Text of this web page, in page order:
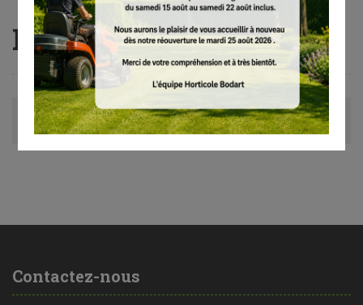
FS 56, AutoCut C 26-2
Avis (0)
Contactez-nous